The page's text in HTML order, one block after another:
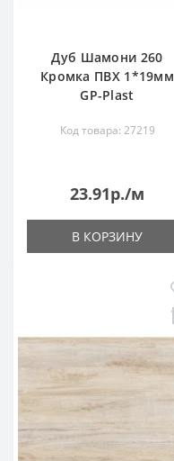
Дуб Шамони 260
Кромка ПВХ 1*19мм
GP-Plast
Код товара: 27219
23.91р./м
В КОРЗИНУ